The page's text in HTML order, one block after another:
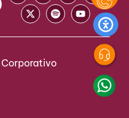
Corporativo